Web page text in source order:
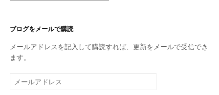
リ
ブログをメールで購読
メールアドレスを記入して購読すれば、更新をメールで受信でき
ます。
ー